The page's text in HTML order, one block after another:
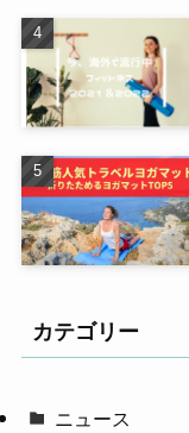
カテゴリー
ニュース